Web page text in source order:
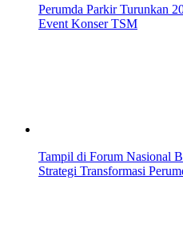
Perumda Parkir Turunkan
Event Konser TSM
Tampil di Forum Nasional
Strategi Transformasi